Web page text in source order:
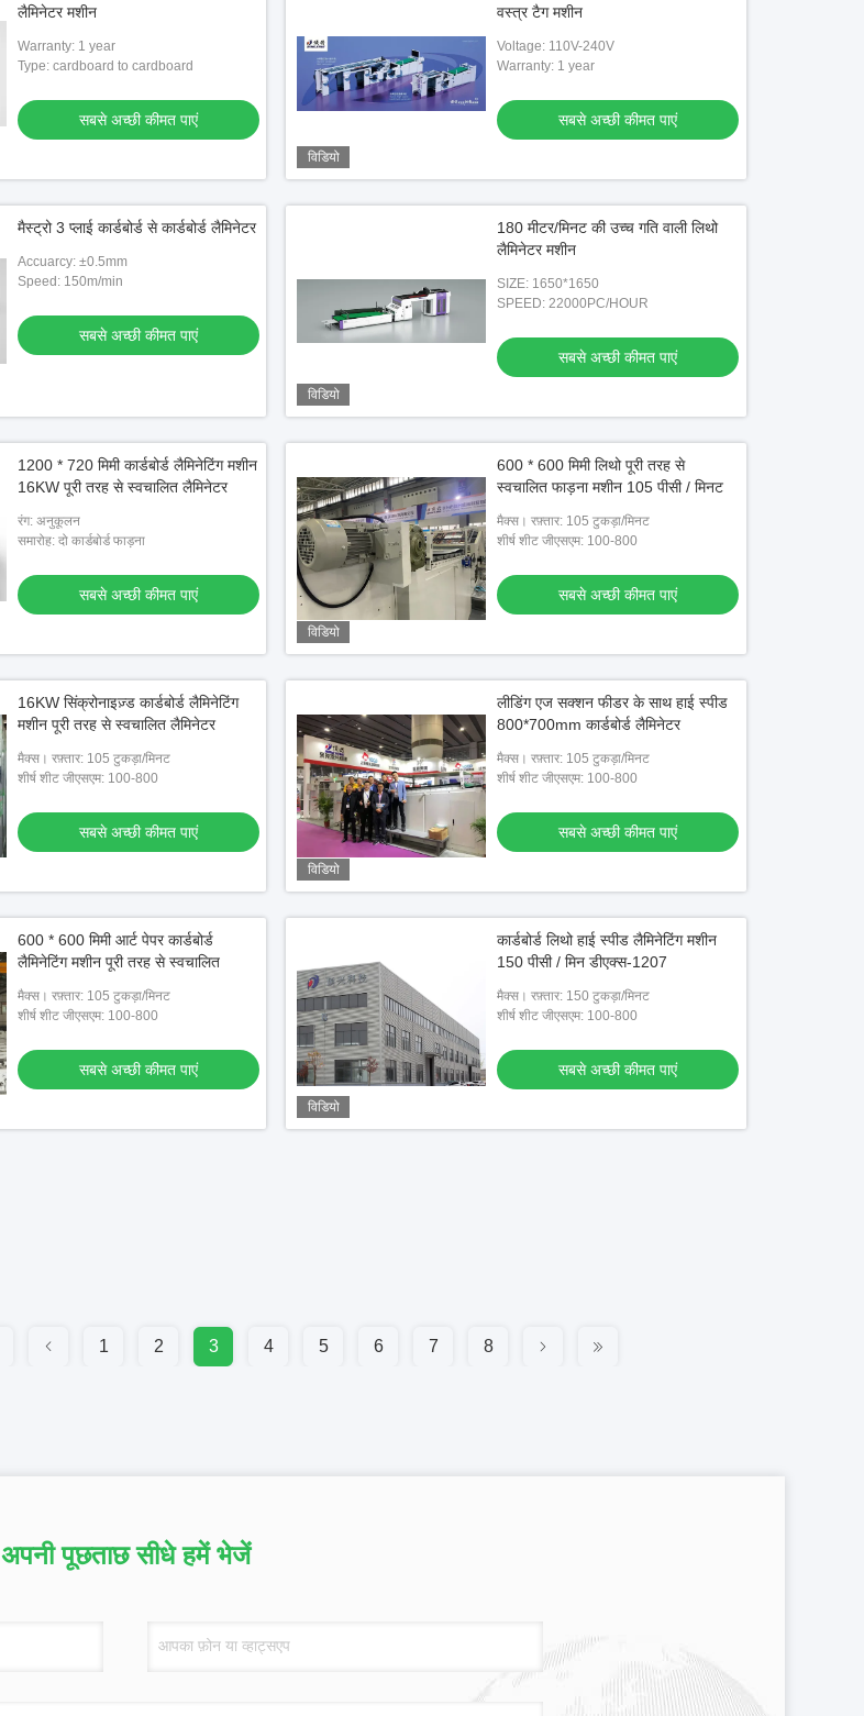
सबसे अच्छी कीमत पाएं
ऑटोमैटिक 5 प्लाई मिडिल स्पीड फ्लूट लैमिनेटर
गति
सबसे अच्छी कीमत पाएं
लैमिनेटर मशीन
Warranty: 1 year
Type: cardboard to cardboard
सबसे अच्छी कीमत पाएं
विडियो
वस्त्र टैग मशीन
Voltage: 110V-240V
Warranty: 1 year
सबसे अच्छी कीमत पाएं
मैस्ट्रो 3 प्लाई कार्डबोर्ड से कार्डबोर्ड लैमिनेटर
Accuarcy: ±0.5mm
Speed: 150m/min
सबसे अच्छी कीमत पाएं
विडियो
180 मीटर/मिनट की उच्च गति वाली लिथो
लैमिनेटर मशीन
SIZE: 1650*1650
SPEED: 22000PC/HOUR
सबसे अच्छी कीमत पाएं
1200 * 720 मिमी कार्डबोर्ड लैमिनेटिंग मशीन
16KW पूरी तरह से स्वचालित लैमिनेटर
रंग: अनुकूलन
समारोह: दो कार्डबोर्ड फाड़ना
सबसे अच्छी कीमत पाएं
विडियो
600 * 600 मिमी लिथो पूरी तरह से
स्वचालित फाड़ना मशीन 105 पीसी / मिनट
मैक्स। रफ़्तार: 105 टुकड़ा/मिनट
शीर्ष शीट जीएसएम: 100-800
सबसे अच्छी कीमत पाएं
16KW सिंक्रोनाइज़्ड कार्डबोर्ड लैमिनेटिंग
मशीन पूरी तरह से स्वचालित लैमिनेटर
मैक्स। रफ़्तार: 105 टुकड़ा/मिनट
शीर्ष शीट जीएसएम: 100-800
सबसे अच्छी कीमत पाएं
विडियो
लीडिंग एज सक्शन फीडर के साथ हाई स्पीड
800*700mm कार्डबोर्ड लैमिनेटर
मैक्स। रफ़्तार: 105 टुकड़ा/मिनट
शीर्ष शीट जीएसएम: 100-800
सबसे अच्छी कीमत पाएं
600 * 600 मिमी आर्ट पेपर कार्डबोर्ड
लैमिनेटिंग मशीन पूरी तरह से स्वचालित
मैक्स। रफ़्तार: 105 टुकड़ा/मिनट
शीर्ष शीट जीएसएम: 100-800
सबसे अच्छी कीमत पाएं
विडियो
कार्डबोर्ड लिथो हाई स्पीड लैमिनेटिंग मशीन
150 पीसी / मिन डीएक्स-1207
मैक्स। रफ़्तार: 150 टुकड़ा/मिनट
शीर्ष शीट जीएसएम: 100-800
सबसे अच्छी कीमत पाएं
1 2 3 4 5 6 7 8
अपनी पूछताछ सीधे हमें भेजें